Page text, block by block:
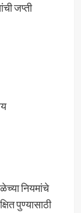
जप्ती
नियमांचे
पुण्यासाठी